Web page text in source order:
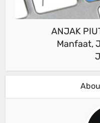
ANJAK
Manfaat,